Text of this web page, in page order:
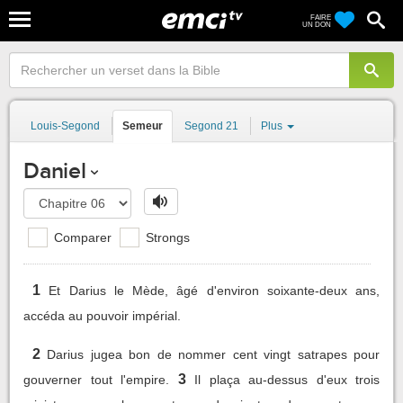
FAIRE
UN DON
Louis-Segond Semeur Segond 21 Plus
Daniel
Comparer Strongs
1
Et Darius le Mède, âgé d'environ soixante-deux ans,
accéda au pouvoir impérial.
2 Darius jugea bon de nommer cent vingt satrapes pour
gouverner tout l'empire.
3
Il plaça au-dessus d'eux trois